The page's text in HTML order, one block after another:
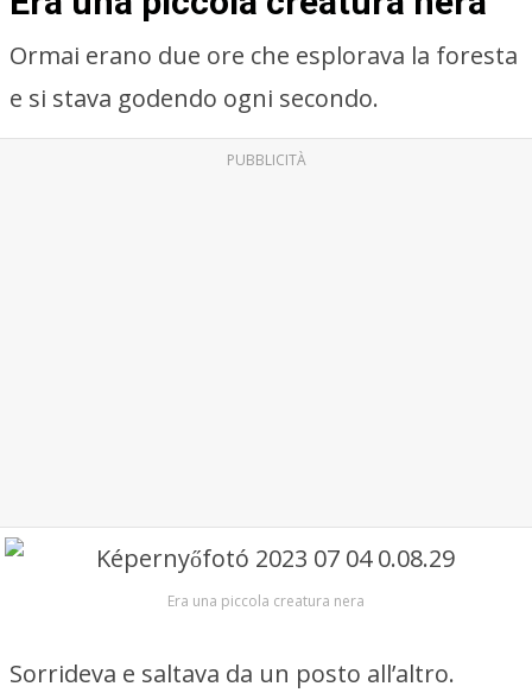
Ormai erano due ore che esplorava la foresta
e si stava godendo ogni secondo.
PUBBLICITÀ
Era una piccola creatura nera
Sorrideva e saltava da un posto all’altro.